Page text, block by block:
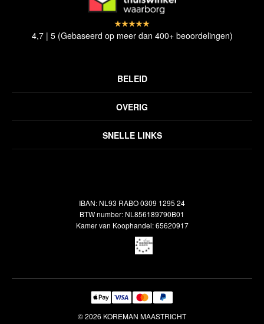
SNELLE LINKS
OVERIG
Inspiratie
Veelgestelde vragen
BELEID
Disclaimer
Verzendbeleid
4,7 | 5 (Gebaseerd op meer dan 400+ beoordelingen)
IBAN: NL93 RABO 0309 1295 24
BTW number: NL856189790B01
Kamer van Koophandel: 65620917
© 2026 KOREMAN MAASTRICHT